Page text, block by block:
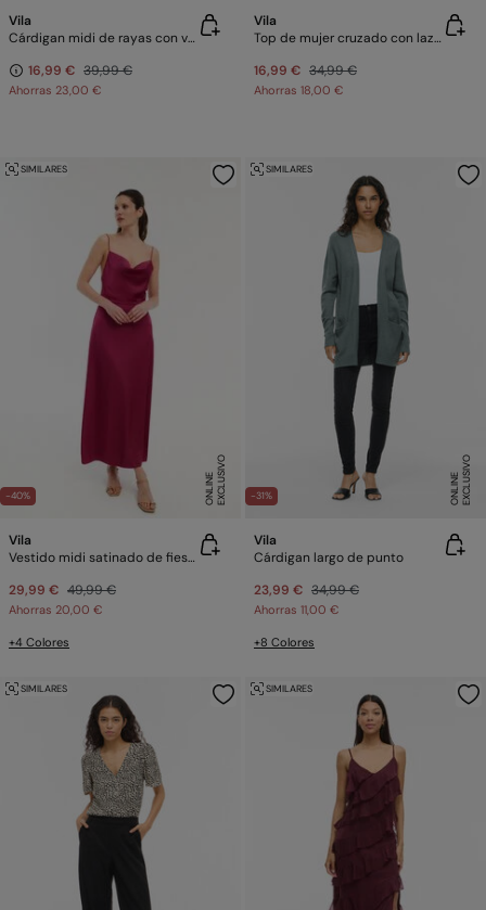
Vila
Cárdigan midi de rayas con viscosa
16,99 € 39,99 €
Ahorras 23,00 €
Vila
Top de mujer cruzado con lazada de lino
16,99 € 34,99 €
Ahorras 18,00 €
-40% E
X
C
L
U
SI
V
O
O
N
LI
N
E
SIMILARES
Vila
Vestido midi satinado de fiesta
29,99 € 49,99 €
Ahorras 20,00 €
+4 Colores
-31% E
X
C
L
U
SI
V
O
O
N
LI
N
E
SIMILARES
Vila
Cárdigan largo de punto
23,99 € 34,99 €
Ahorras 11,00 €
+8 Colores
SIMILARES SIMILARES